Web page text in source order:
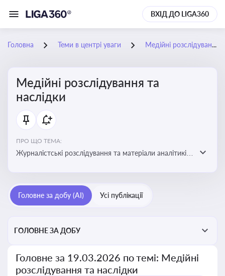
ВХІД ДО LIGA360
Головна Теми в центрі уваги Медійні розслідування та наслідки
Медійні розслідування та
наслідки
ПРО ЩО ТЕМА:
Журналістські розслідування та матеріали аналітиків
компаній, посадових осіб і пов’язаних осіб
Головне за добу (AI) Усі публікації
ГОЛОВНЕ ЗА ДОБУ
Головне за 19.03.2026 по темі: Медійні
розслідування та наслідки